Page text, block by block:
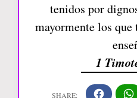
tenidos por
mayormente los
1